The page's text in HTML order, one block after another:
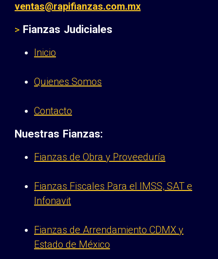
ventas@rapifianzas.com.mx
> Fianzas Judiciales
Inicio
Quienes Somos
Contacto
Nuestras Fianzas:
Fianzas de Obra y Proveeduría
Fianzas Fiscales Para el IMSS, SAT e
Infonavit
Fianzas de Arrendamiento CDMX y
Estado de México